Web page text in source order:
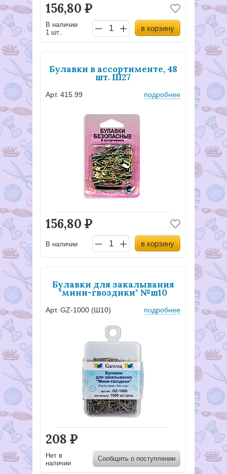
156,80 Р
В наличии
1 шт..
в корзину
Булавки в ассортименте, 48
шт. Ш27
Арт. 415.99 подробнее
156,80 Р
В наличии в корзину
Булавки для закалывания
"мини-гвоздики" №ш10
Арт. GZ-1000 (Ш10) подробнее
208 Р
Нет в
наличии
Сообщить о поступлении